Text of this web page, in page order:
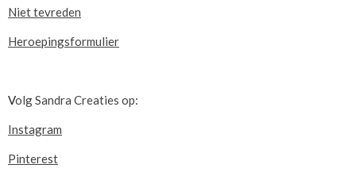
Niet tevreden
Heroepingsformulier
Volg Sandra Creaties op:
Instagram
Pinterest